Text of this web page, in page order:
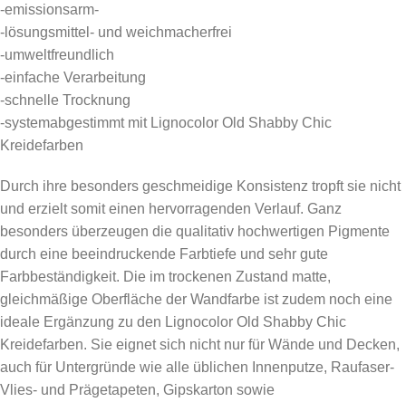
-emissionsarm-
-lösungsmittel- und weichmacherfrei
-umweltfreundlich
-einfache Verarbeitung
-schnelle Trocknung
-systemabgestimmt mit Lignocolor Old Shabby Chic
Kreidefarben
Durch ihre besonders geschmeidige Konsistenz tropft sie nicht
und erzielt somit einen hervorragenden Verlauf. Ganz
besonders überzeugen die qualitativ hochwertigen Pigmente
durch eine beeindruckende Farbtiefe und sehr gute
Farbbeständigkeit. Die im trockenen Zustand matte,
gleichmäßige Oberfläche der Wandfarbe ist zudem noch eine
ideale Ergänzung zu den Lignocolor Old Shabby Chic
Kreidefarben. Sie eignet sich nicht nur für Wände und Decken,
auch für Untergründe wie alle üblichen Innenputze, Raufaser-
Vlies- und Prägetapeten, Gipskarton sowie